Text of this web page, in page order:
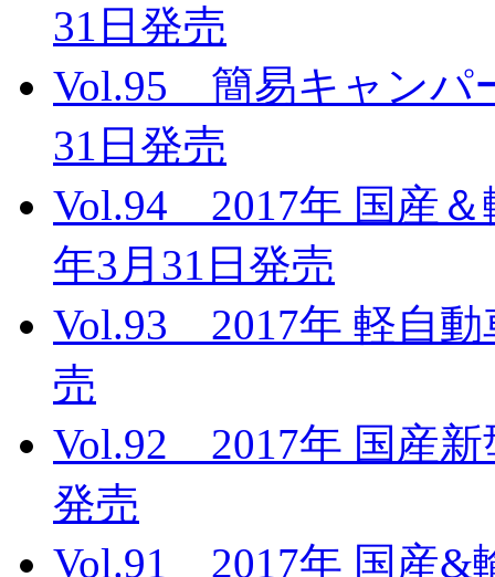
31日発売
Vol.95 簡易キャンパ
31日発売
Vol.94 2017年 国産
年3月31日発売
Vol.93 2017年 軽自
売
Vol.92 2017年 国産
発売
Vol.91 2017年 国産&